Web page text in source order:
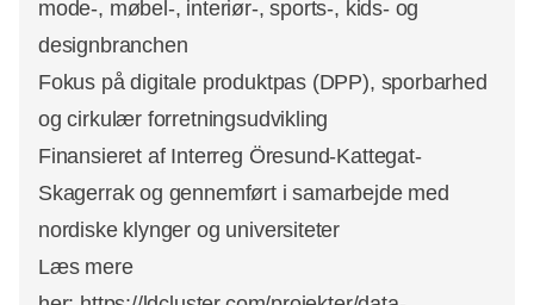
mode-, møbel-, interiør-, sports-, kids- og
designbranchen
Fokus på digitale produktpas (DPP), sporbarhed
og cirkulær forretningsudvikling
Finansieret af Interreg Öresund-Kattegat-
Skagerrak og gennemført i samarbejde med
nordiske klynger og universiteter
Læs mere